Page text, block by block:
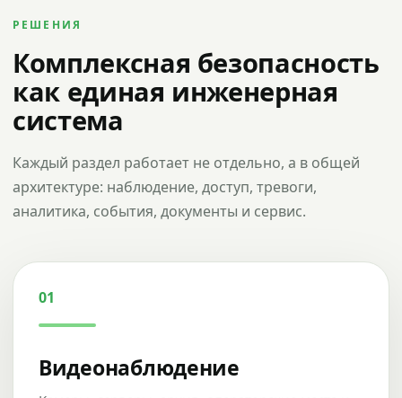
РЕШЕНИЯ
Комплексная безопасность
как единая инженерная
система
Каждый раздел работает не отдельно, а в общей
архитектуре: наблюдение, доступ, тревоги,
аналитика, события, документы и сервис.
01
Видеонаблюдение